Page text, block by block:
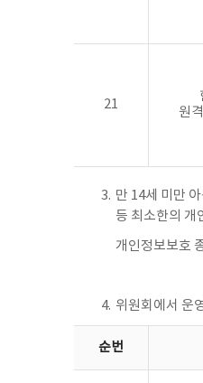
21
원
3. 만 14세 미만
등 최소한의 개
개인정보보호
4. 위원회에서 운
순번